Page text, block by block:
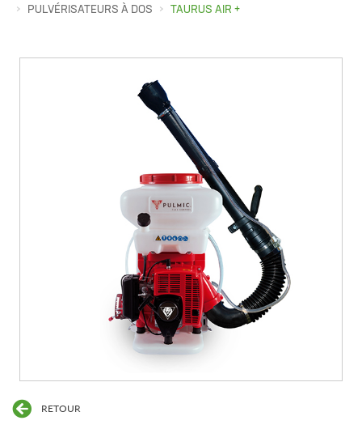
PULVÉRISATEURS À DOS
TAURUS AIR +
RETOUR